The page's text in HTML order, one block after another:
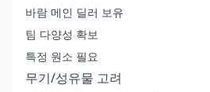
바람 메인 딜러 보유
팀 다양성 확보
특정 원소 필요
무기/성유물 고려